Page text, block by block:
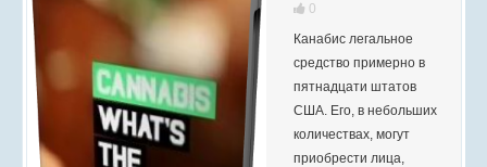
0
Канабис легальное
средство примерно в
пятнадцати штатов
США. Его, в небольших
количествах, могут
приобрести лица,